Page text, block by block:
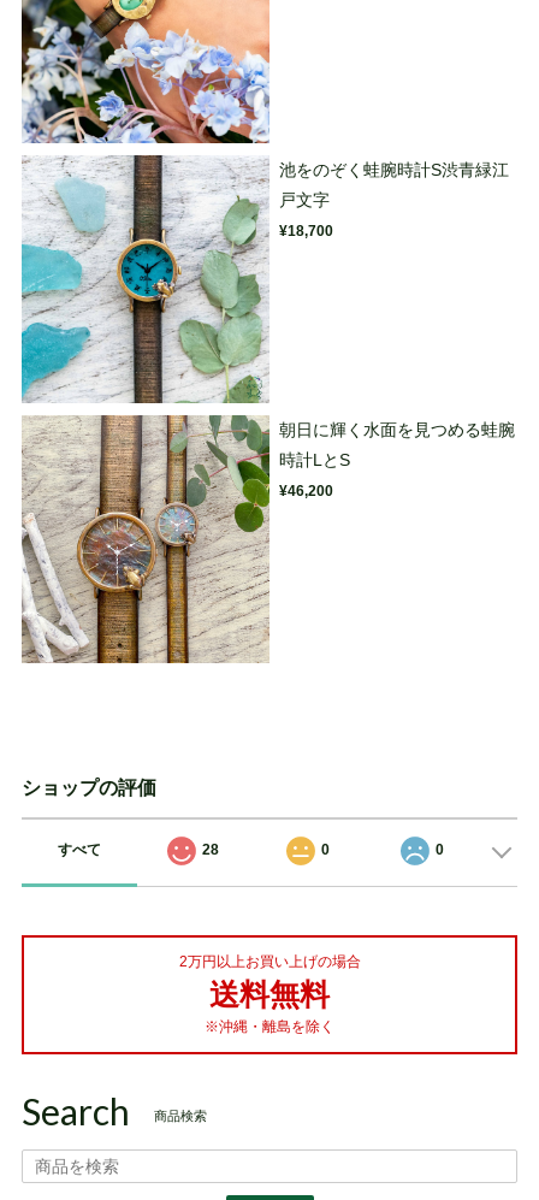
池をのぞく蛙腕時計S渋青緑江
戸文字
¥18,700
朝日に輝く水面を見つめる蛙腕
時計LとS
¥46,200
ショップの評価
すべて 28 0 0
2万円以上お買い上げの場合
送料無料
※沖縄・離島を除く
Search 商品検索